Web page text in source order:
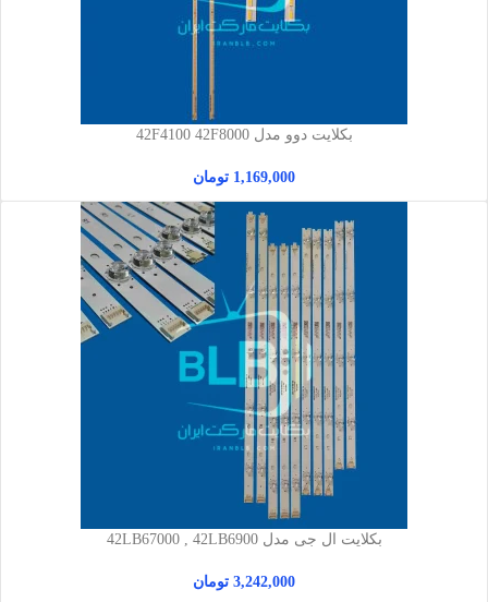
بکلایت دوو مدل 42F4100 42F8000
1,169,000 تومان
بکلایت ال جی مدل 42LB67000 , 42LB6900
3,242,000 تومان